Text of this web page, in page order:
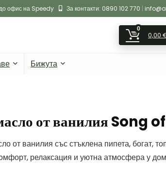
офис на Speedy За контакти: 0890 102 770 |
0
0,00
Бижута
от ванилия Song
от ванилия със стъклена пипета, богат,
релаксация и уютна атмосфера у